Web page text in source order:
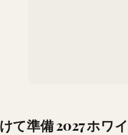
て準備 2027 ホワ